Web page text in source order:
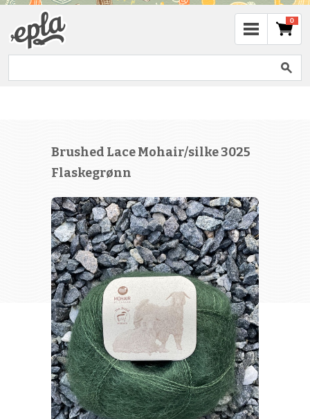
0
Brushed Lace Mohair/silke 3025
Flaskegrønn